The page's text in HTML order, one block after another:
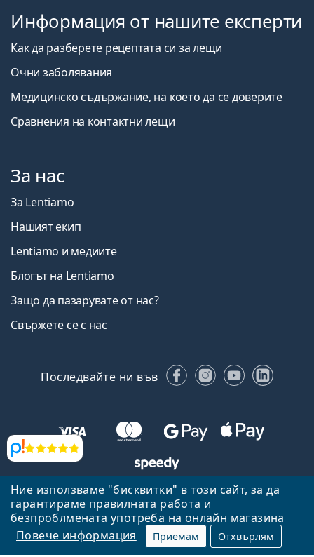
Ние използваме "бисквитки" в този сайт, за да
гарантираме правилната работа и
безпроблмената употреба на онлайн магазина
Повече информация
Приемам Отхвърлям
Прегледи
Информация от нашите експерти
Как да разберете рецептата си за лещи
Очни заболявания
Медицинско съдържание, на което да се доверите
Сравнения на контактни лещи
За нас
За Lentiamo
Нашият екип
Lentiamo и медиите
Блогът на Lentiamo
Защо да пазарувате от нас?
Свържете се с нас
Последвайте ни във FacebookInstagram
YouTube
Назад към началната страница
Нагоре
Lentiamo.bg е собственост и се управлява от Lentiamo s.r.o.,
Република Чехия
Тук сме за вас в продължение на 18 години.